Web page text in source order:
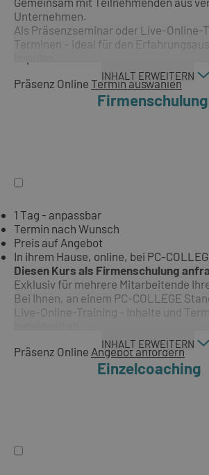
Unternehmen.
Als Präsenzseminar oder Live-Online-
Terminen – ideal für den
INHALT ERWEITERN
Präsenz Online Termin auswählen
Firmenschulung
1 Tag - anpassbar
Termin nach Wunsch
Preis auf Angebot
In ihrem Hause, online, bei PC-
Diesen Kurs als Firmenschulung
Exklusiv für mehrere Mitarbeitende
Bei Ihnen, an einem PC-COLLEGE
Live-Online-Training - Inhalte und
INHALT ERWEITERN
Präsenz Online Angebot anfordern
Einzelcoaching